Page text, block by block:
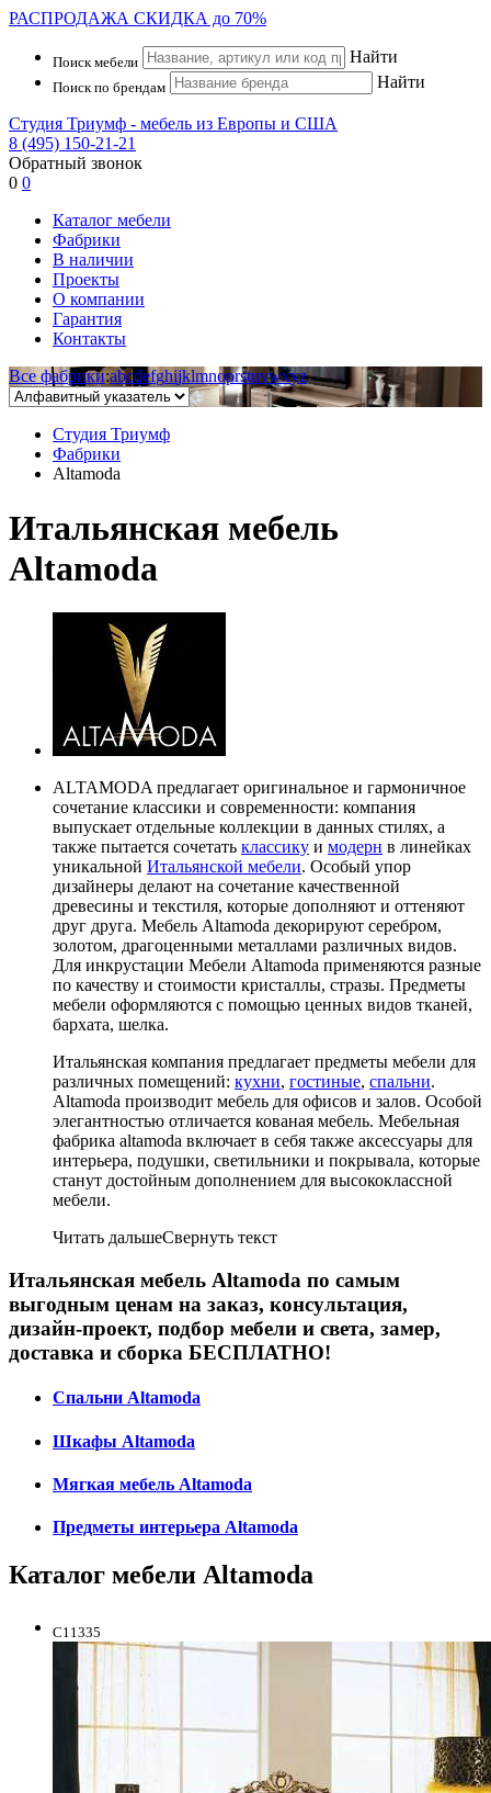
РАСПРОДАЖА СКИДКА до 70%
Поиск мебели Найти
Поиск по брендам Найти
Студия Триумф - мебель из Европы и США
8 (495) 150-21-21
Обратный звонок
0 0
Каталог мебели
Фабрики
В наличии
Проекты
О компании
Гарантия
Контакты
Все фабрики:abcdefghijklmnoprstuvwxyz
Студия Триумф
Фабрики
Altamoda
Итальянская мебель
Altamoda
ALTAMODA предлагает оригинальное и гармоничное
сочетание классики и современности: компания
выпускает отдельные коллекции в данных стилях, а
также пытается сочетать классику и модерн в линейках
уникальной Итальянской мебели. Особый упор
дизайнеры делают на сочетание качественной
древесины и текстиля, которые дополняют и оттеняют
друг друга. Мебель Altamoda декорируют серебром,
золотом, драгоценными металлами различных видов.
Для инкрустации Мебели Altamoda применяются разные
по качеству и стоимости кристаллы, стразы. Предметы
мебели оформляются с помощью ценных видов тканей,
бархата, шелка.
Итальянская компания предлагает предметы мебели для
различных помещений: кухни, гостиные, спальни.
Altamoda производит мебель для офисов и залов. Особой
элегантностью отличается кованая мебель. Мебельная
фабрика altamoda включает в себя также аксессуары для
интерьера, подушки, светильники и покрывала, которые
станут достойным дополнением для высококлассной
мебели.
Читать дальшеСвернуть текст
Итальянская мебель Altamoda по самым
выгодным ценам на заказ, консультация,
дизайн-проект, подбор мебели и света, замер,
доставка и сборка БЕСПЛАТНО!
Спальни Altamoda
Шкафы Altamoda
Мягкая мебель Altamoda
Предметы интерьера Altamoda
Каталог мебели Altamoda
C11335